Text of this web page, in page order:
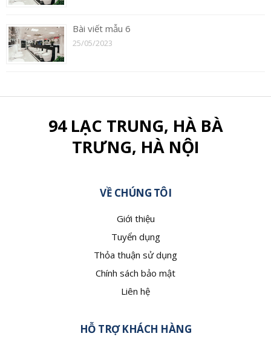
Bài viết mẫu 6
25/05/2023
94 LẠC TRUNG, HÀ BÀ
TRƯNG, HÀ NỘI
VỀ CHÚNG TÔI
Giới thiệu
Tuyển dụng
Thỏa thuận sử dụng
Chính sách bảo mật
Liên hệ
HỖ TRỢ KHÁCH HÀNG